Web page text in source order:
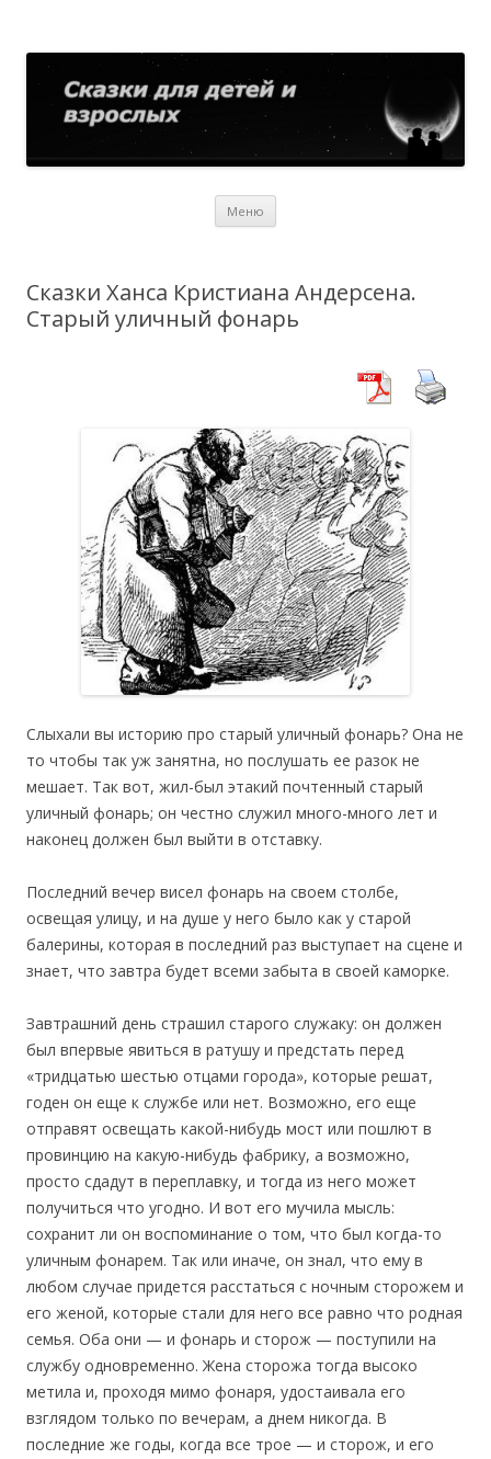
Меню
Сказки Ханса Кристиана Андерсена.
Старый уличный фонарь
Слыхали вы историю про старый уличный фонарь? Она не
то чтобы так уж занятна, но послушать ее разок не
мешает. Так вот, жил-был этакий почтенный старый
уличный фонарь; он честно служил много-много лет и
наконец должен был выйти в отставку.
Последний вечер висел фонарь на своем столбе,
освещая улицу, и на душе у него было как у старой
балерины, которая в последний раз выступает на сцене и
знает, что завтра будет всеми забыта в своей каморке.
Завтрашний день страшил старого служаку: он должен
был впервые явиться в ратушу и предстать перед
«тридцатью шестью отцами города», которые решат,
годен он еще к службе или нет. Возможно, его еще
отправят освещать какой-нибудь мост или пошлют в
провинцию на какую-нибудь фабрику, а возможно,
просто сдадут в переплавку, и тогда из него может
получиться что угодно. И вот его мучила мысль:
сохранит ли он воспоминание о том, что был когда-то
уличным фонарем. Так или иначе, он знал, что ему в
любом случае придется расстаться с ночным сторожем и
его женой, которые стали для него все равно что родная
семья. Оба они — и фонарь и сторож — поступили на
службу одновременно. Жена сторожа тогда высоко
метила и, проходя мимо фонаря, удостаивала его
взглядом только по вечерам, а днем никогда. В
последние же годы, когда все трое — и сторож, и его